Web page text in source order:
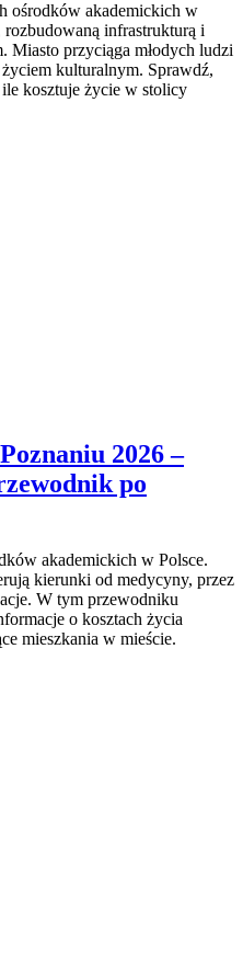
ośrodków akademickich w
infrastrukturą i
przyciąga młodych ludzi
kulturalnym. Sprawdź,
kosztuje życie w stolicy
2026 –
po
akademickich w Polsce.
kierunki od medycyny, przez
W tym przewodniku
o kosztach życia
mieszkania w mieście.